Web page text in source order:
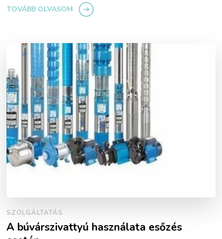
TOVÁBB OLVASOM
SZOLGÁLTATÁS
A búvárszivattyú használata esőzés